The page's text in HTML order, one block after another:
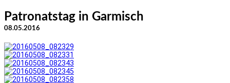
Patronatstag in Garmisch
08.05.2016